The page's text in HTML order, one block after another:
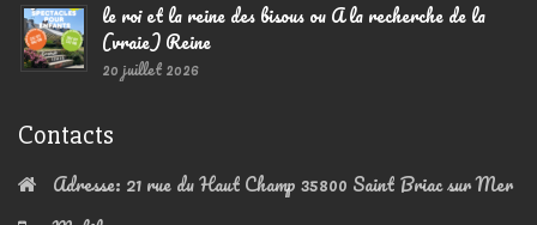
le roi et la reine des bisous ou A la recherche de la
(vraie) Reine
20 juillet 2026
Contacts
Adresse: 21 rue du Haut Champ 35800 Saint Briac sur Mer